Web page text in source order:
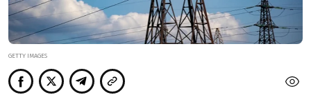
GETTY IMAGES